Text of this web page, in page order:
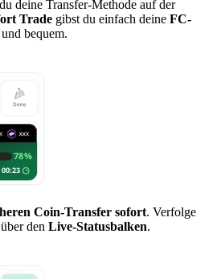
deine Transfer-Methode auf der
Trade gibst du einfach deine FC-
bequem.
Coin-Transfer sofort. Verfolge
den Live-Statusbalken.